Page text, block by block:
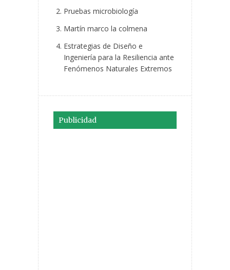
Pruebas microbiología
Martín marco la colmena
Estrategias de Diseño e
Ingeniería para la Resiliencia ante
Fenómenos Naturales Extremos
Publicidad